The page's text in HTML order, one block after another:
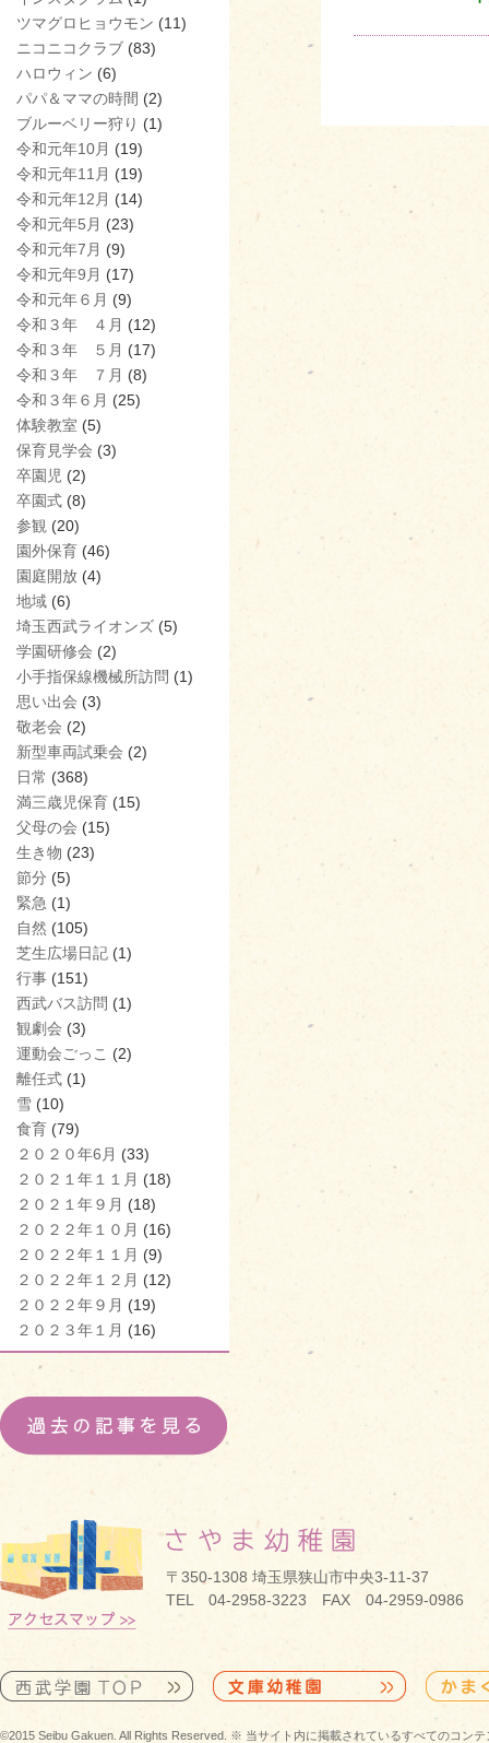
ツマグロヒョウモン (11)
ニコニコクラブ (83)
ハロウィン (6)
パパ＆ママの時間 (2)
ブルーベリー狩り (1)
令和元年10月 (19)
令和元年11月 (19)
令和元年12月 (14)
令和元年5月 (23)
令和元年7月 (9)
令和元年9月 (17)
令和元年６月 (9)
令和３年 ４月 (12)
令和３年 ５月 (17)
令和３年 ７月 (8)
令和３年６月 (25)
体験教室 (5)
保育見学会 (3)
卒園児 (2)
卒園式 (8)
参観 (20)
園外保育 (46)
園庭開放 (4)
地域 (6)
埼玉西武ライオンズ (5)
学園研修会 (2)
小手指保線機械所訪問 (1)
思い出会 (3)
敬老会 (2)
新型車両試乗会 (2)
日常 (368)
満三歳児保育 (15)
父母の会 (15)
生き物 (23)
節分 (5)
緊急 (1)
自然 (105)
芝生広場日記 (1)
行事 (151)
西武バス訪問 (1)
観劇会 (3)
運動会ごっこ (2)
離任式 (1)
雪 (10)
食育 (79)
２０２０年6月 (33)
２０２１年１１月 (18)
２０２１年９月 (18)
２０２２年１０月 (16)
２０２２年１１月 (9)
２０２２年１２月 (12)
２０２２年９月 (19)
２０２３年１月 (16)
〒350-1308 埼玉県狭山市中央3-11-37
TEL 04-2958-3223 FAX 04-2959-0986
©2015 Seibu Gakuen. All Rights Reserved. ※ 当サイト内に掲載されているすべてのコン